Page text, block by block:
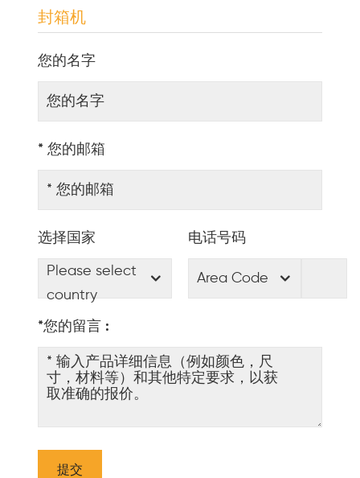
封箱机
您的名字
* 您的邮箱
选择国家
Please select
country
电话号码
Area Code
*您的留言 :
提交